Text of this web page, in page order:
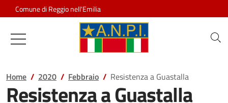
Salta al contenuto
Comune di Reggio nell'Emilia
Associazione Nazionale
Home 2020 Febbraio Resistenza a Guastalla
Resistenza a Guastalla